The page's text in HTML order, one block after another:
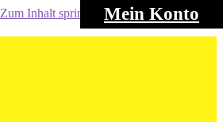
Mein Konto
Zum Inhalt springen